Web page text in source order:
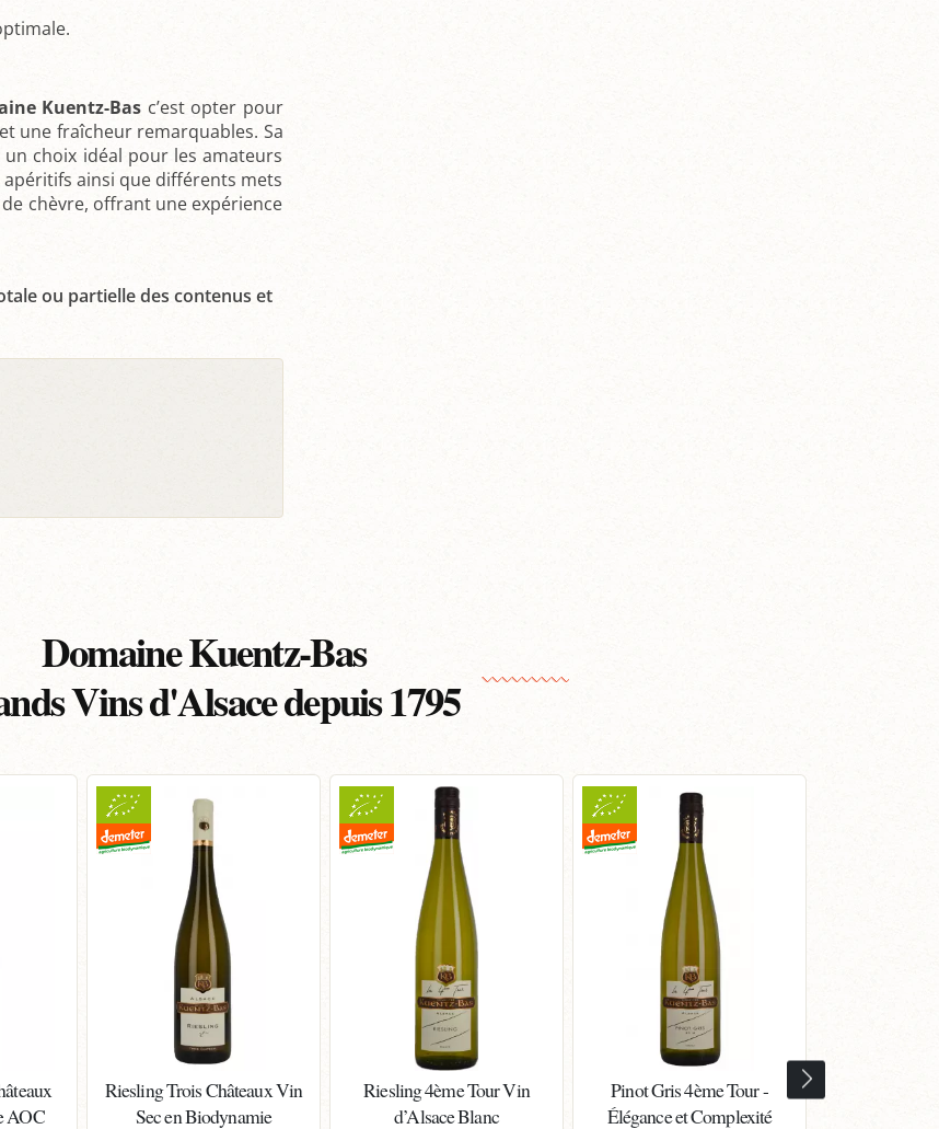
Kuentz-Bas c’est opter pour
une fraîcheur remarquables. Sa
choix idéal pour les amateurs
ainsi que différents mets
chèvre, offrant une expérience
ou partielle des contenus et
Domaine Kuentz-Bas
Vins d'Alsace depuis 1795
AOC
Riesling Trois Châteaux Vin
Sec en Biodynamie
Riesling 4ème Tour Vin
d’Alsace Blanc
Pinot Gris 4ème Tour -
Élégance et Complexité